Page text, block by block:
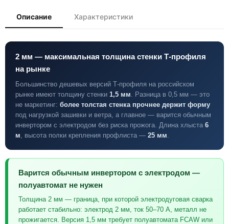
Описание Характеристики
2 мм — максимальная толщина стенки Т-профиля
на рынке
Большинство дешевых версий Т-профиля на российском
рынке имеют толщину стенки 1,5 мм. Разница в 0,5 мм — это
не маркетинг: более толстая стенка прочнее держит форму
под нагрузкой зашивки и ветра, а главное — варится обычным
инвертором с электродом без риска прожога. Длина хлыста 6
м, высота полки крепления профлиста — 25 мм.
Варится обычным инвертором с электродом —
полуавтомат не нужен
Толщина 2 мм — граница, при которой электродуговая сварка
работает стабильно: электрод 2 мм, ток 50–70 А, металл не
прожигается. Версия 1,5 мм требует полуавтомата FCAW или